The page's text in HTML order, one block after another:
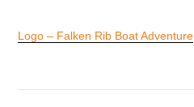
Logo – Falken Rib Boat Adventure